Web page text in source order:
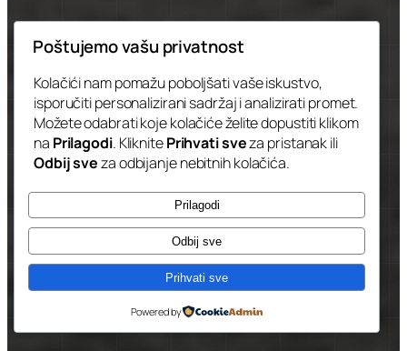
Poštujemo vašu privatnost
Kolačići nam pomažu poboljšati vaše iskustvo,
isporučiti personalizirani sadržaj i analizirati promet.
Možete odabrati koje kolačiće želite dopustiti klikom
na Prilagodi. KliknitePrihvati sveza pristanak ili
Odbij sveza odbijanje nebitnih kolačića.
Prilagodi
Odbij sve
Prihvati sve
Powered by